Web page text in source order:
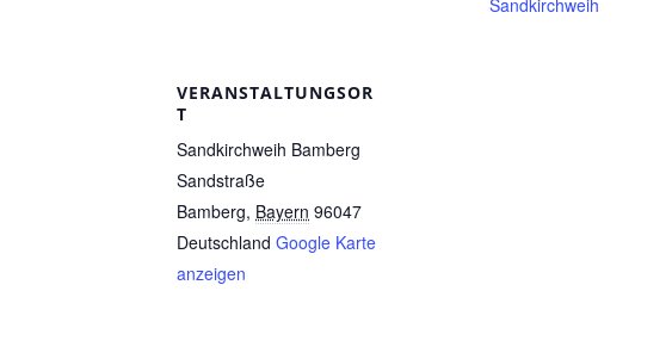
Sandkirchweih
VERANSTALTUNGSOR
T
Sandkirchweih Bamberg
Sandstraße
Bamberg, Bayern 96047
Deutschland Google Karte
anzeigen